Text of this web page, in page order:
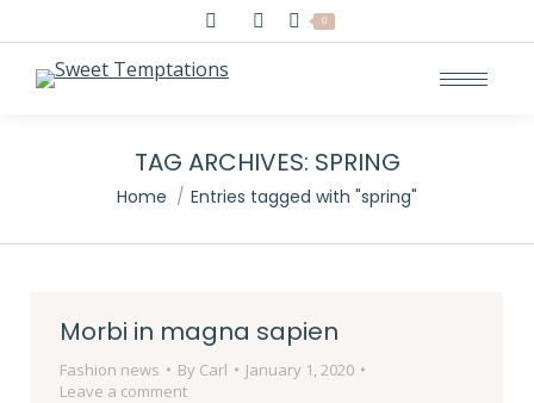
Search: 0
TAG ARCHIVES: SPRING
You are here:
Home Entries tagged with "spring"
Morbi in magna sapien
Fashion news By Carl
January 1, 2020
Leave a comment